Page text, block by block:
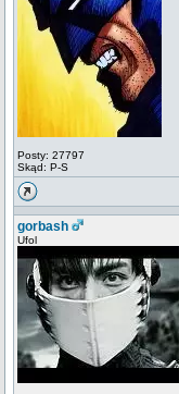
Posty: 27797
Skąd: P-S
gorbash
Ufol